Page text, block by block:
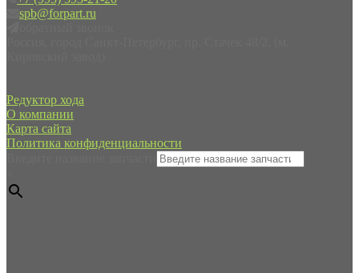
spb@forpart.ru
Редуктор хода
О компании
Карта сайта
Политика конфиденциальности